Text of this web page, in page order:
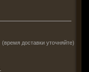
(время доставки уточняйте)